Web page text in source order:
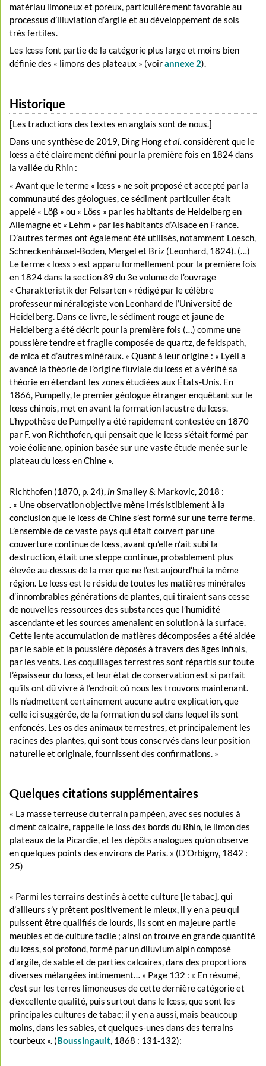
matériau limoneux et poreux, particulièrement favorable au
processus d’illuviation d’argile et au développement de sols
très fertiles.
Les lœss font partie de la catégorie plus large et moins bien
définie des « limons des plateaux » (voirannexe 2).
Historique
[Les traductions des textes en anglais sont de nous.]
Dans une synthèse de 2019, Ding Honget al. considèrent que le
lœss a été clairement défini pour la première fois en 1824 dans
la vallée du Rhin :
« Avant que le terme « lœss » ne soit proposé et accepté par la
communauté des géologues, ce sédiment particulier était
appelé « Löβ » ou « Löss » par les habitants de Heidelberg en
Allemagne et « Lehm » par les habitants d’Alsace en France.
D’autres termes ont également été utilisés, notamment Loesch,
Schneckenhǎusel-Boden, Mergel et Briz (Leonhard, 1824). (…)
Le terme « lœss » est apparu formellement pour la première fois
en 1824 dans la section 89 du 3e volume de l’ouvrage
« Charakteristik der Felsarten » rédigé par le célèbre
professeur minéralogiste von Leonhard de l’Université de
Heidelberg. Dans ce livre, le sédiment rouge et jaune de
Heidelberg a été décrit pour la première fois (…) comme une
poussière tendre et fragile composée de quartz, de feldspath,
de mica et d’autres minéraux. » Quant à leur origine : « Lyell a
avancé la théorie de l’origine fluviale du lœss et a vérifié sa
théorie en étendant les zones étudiées aux États-Unis. En
1866, Pumpelly, le premier géologue étranger enquêtant sur le
lœss chinois, met en avant la formation lacustre du lœss.
L’hypothèse de Pumpelly a été rapidement contestée en 1870
par F. von Richthofen, qui pensait que le lœss s’était formé par
voie éolienne, opinion basée sur une vaste étude menée sur le
plateau du lœss en Chine ».
Richthofen (1870, p. 24), in Smalley & Markovic, 2018 :
. « Une observation objective mène irrésistiblement à la
conclusion que le lœss de Chine s’est formé sur une terre ferme.
L’ensemble de ce vaste pays qui était couvert par une
couverture continue de lœss, avant qu’elle n’ait subi la
destruction, était une steppe continue, probablement plus
élevée au-dessus de la mer que ne l’est aujourd’hui la même
région. Le lœss est le résidu de toutes les matières minérales
d’innombrables générations de plantes, qui tiraient sans cesse
de nouvelles ressources des substances que l’humidité
ascendante et les sources amenaient en solution à la surface.
Cette lente accumulation de matières décomposées a été aidée
par le sable et la poussière déposés à travers des âges infinis,
par les vents. Les coquillages terrestres sont répartis sur toute
l’épaisseur du lœss, et leur état de conservation est si parfait
qu’ils ont dû vivre à l’endroit où nous les trouvons maintenant.
Ils n’admettent certainement aucune autre explication, que
celle ici suggérée, de la formation du sol dans lequel ils sont
enfoncés. Les os des animaux terrestres, et principalement les
racines des plantes, qui sont tous conservés dans leur position
naturelle et originale, fournissent des confirmations. »
Quelques citations supplémentaires
« La masse terreuse du terrain pampéen, avec ses nodules à
ciment calcaire, rappelle le loss des bords du Rhin, le limon des
plateaux de la Picardie, et les dépôts analogues qu’on observe
en quelques points des environs de Paris. » (D’Orbigny, 1842 :
25)
« Parmi les terrains destinés à cette culture [le tabac], qui
d’ailleurs s’y prêtent positivement le mieux, il y en a peu qui
puissent être qualifiés de lourds, ils sont en majeure partie
meubles et de culture facile ; ainsi on trouve en grande quantité
du lœss, sol profond, formé par un diluvium alpin composé
d’argile, de sable et de parties calcaires, dans des proportions
diverses mélangées intimement… » Page 132 : « En résumé,
c’est sur les terres limoneuses de cette dernière catégorie et
d’excellente qualité, puis surtout dans le lœss, que sont les
principales cultures de tabac; il y en a aussi, mais beaucoup
moins, dans les sables, et quelques-unes dans des terrains
tourbeux ». (Boussingault, 1868 : 131-132):